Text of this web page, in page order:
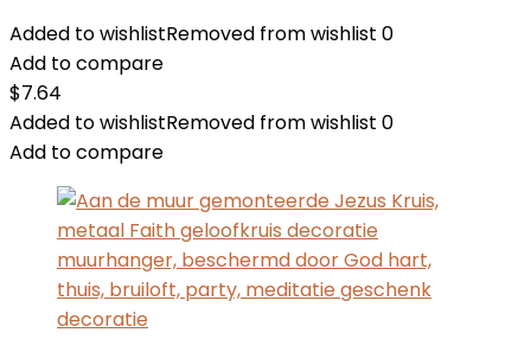
Added to wishlistRemoved from wishlist 0
Add to compare
$7.64
Added to wishlistRemoved from wishlist 0
Add to compare